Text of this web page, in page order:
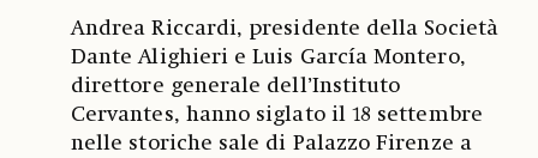
Andrea Riccardi, presidente della Società
Dante Alighieri e Luis García Montero,
direttore generale dell’Instituto
Cervantes, hanno siglato il 18 settembre
nelle storiche sale di Palazzo Firenze a